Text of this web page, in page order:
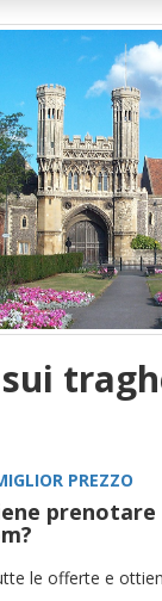
PREZZO
prenotare
le offerte e